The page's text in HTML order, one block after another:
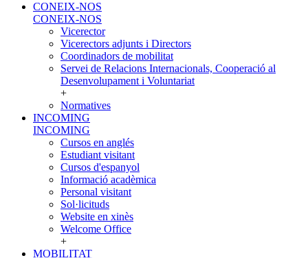
CONEIX-NOS
CONEIX-NOS
Vicerector
Vicerectors adjunts i Directors
Coordinadors de mobilitat
Servei de Relacions Internacionals, Cooperació al
Desenvolupament i Voluntariat
+
Normatives
INCOMING
INCOMING
Cursos en anglés
Estudiant visitant
Cursos d'espanyol
Informació acadèmica
Personal visitant
Sol·licituds
Website en xinès
Welcome Office
+
MOBILITAT